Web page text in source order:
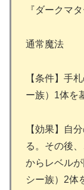
『ダークマ
通常魔法
【条件】手
ー族）1体を
【効果】自
る。その後
からレベル
シー族）2体